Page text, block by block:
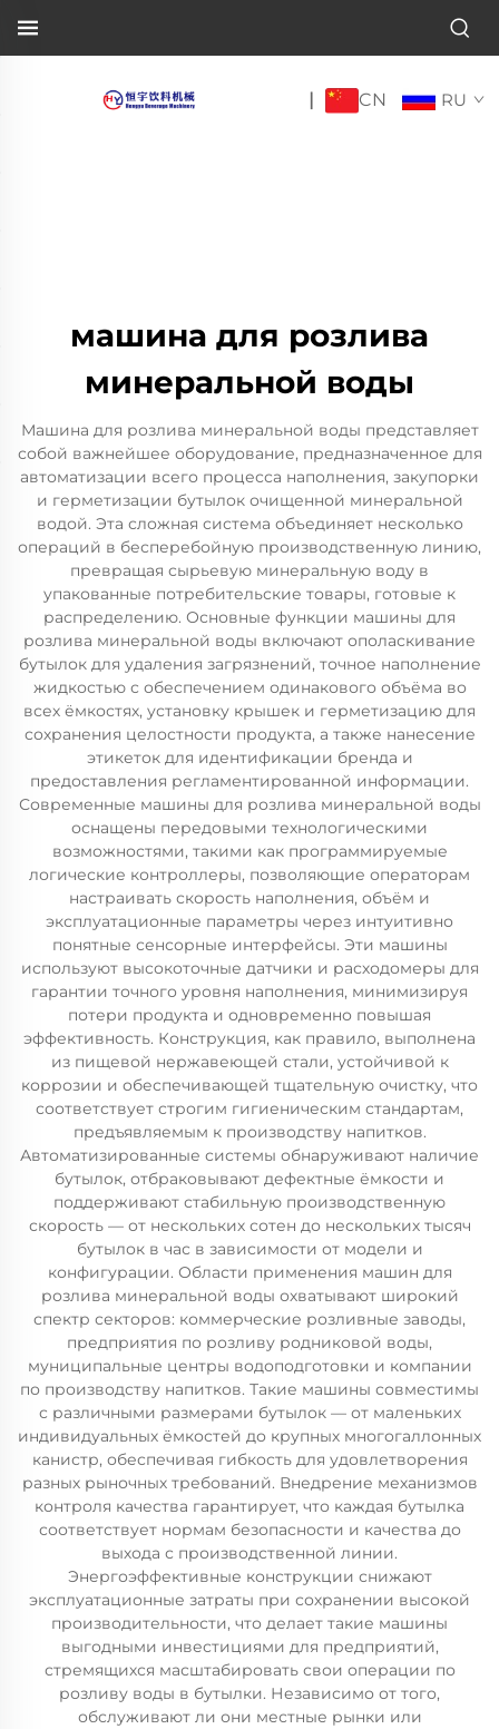
| CN RU
машина для розлива
минеральной воды
Машина для розлива минеральной воды представляет
собой важнейшее оборудование, предназначенное для
автоматизации всего процесса наполнения, закупорки
и герметизации бутылок очищенной минеральной
водой. Эта сложная система объединяет несколько
операций в бесперебойную производственную линию,
превращая сырьевую минеральную воду в
упакованные потребительские товары, готовые к
распределению. Основные функции машины для
розлива минеральной воды включают ополаскивание
бутылок для удаления загрязнений, точное наполнение
жидкостью с обеспечением одинакового объёма во
всех ёмкостях, установку крышек и герметизацию для
сохранения целостности продукта, а также нанесение
этикеток для идентификации бренда и
предоставления регламентированной информации.
Современные машины для розлива минеральной воды
оснащены передовыми технологическими
возможностями, такими как программируемые
логические контроллеры, позволяющие операторам
настраивать скорость наполнения, объём и
эксплуатационные параметры через интуитивно
понятные сенсорные интерфейсы. Эти машины
используют высокоточные датчики и расходомеры для
гарантии точного уровня наполнения, минимизируя
потери продукта и одновременно повышая
эффективность. Конструкция, как правило, выполнена
из пищевой нержавеющей стали, устойчивой к
коррозии и обеспечивающей тщательную очистку, что
соответствует строгим гигиеническим стандартам,
предъявляемым к производству напитков.
Автоматизированные системы обнаруживают наличие
бутылок, отбраковывают дефектные ёмкости и
поддерживают стабильную производственную
скорость — от нескольких сотен до нескольких тысяч
бутылок в час в зависимости от модели и
конфигурации. Области применения машин для
розлива минеральной воды охватывают широкий
спектр секторов: коммерческие розливные заводы,
предприятия по розливу родниковой воды,
муниципальные центры водоподготовки и компании
по производству напитков. Такие машины совместимы
с различными размерами бутылок — от маленьких
индивидуальных ёмкостей до крупных многогаллонных
канистр, обеспечивая гибкость для удовлетворения
разных рыночных требований. Внедрение механизмов
контроля качества гарантирует, что каждая бутылка
соответствует нормам безопасности и качества до
выхода с производственной линии.
Энергоэффективные конструкции снижают
эксплуатационные затраты при сохранении высокой
производительности, что делает такие машины
выгодными инвестициями для предприятий,
стремящихся масштабировать свои операции по
розливу воды в бутылки. Независимо от того,
обслуживают ли они местные рынки или